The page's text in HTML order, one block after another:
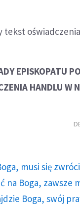
tekst
EPISKOPATU
HANDLU W
musi się
na Boga, zawsze
Boga, swój